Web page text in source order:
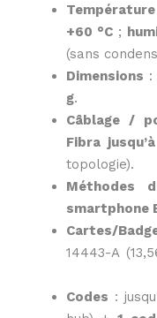
+60 °C;
(sans
Dimensions :
g.
Câblage /
Fibra
topologie).
Méthodes
smartphone
Cartes/
14443-A
Codes :